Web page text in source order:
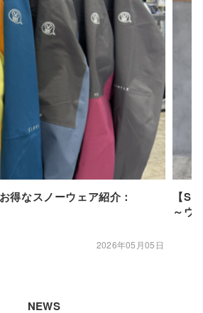
得なスノーウェア紹介：
2026年05月05日
【
～ウ
NEWS